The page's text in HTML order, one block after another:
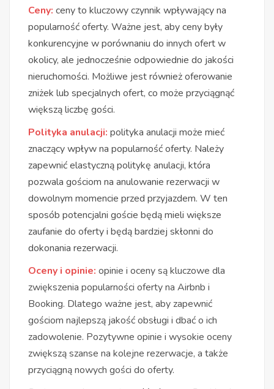
Ceny: ceny to kluczowy czynnik wpływający na
popularność oferty. Ważne jest, aby ceny były
konkurencyjne w porównaniu do innych ofert w
okolicy, ale jednocześnie odpowiednie do jakości
nieruchomości. Możliwe jest również oferowanie
zniżek lub specjalnych ofert, co może przyciągnąć
większą liczbę gości.
Polityka anulacji: polityka anulacji może mieć
znaczący wpływ na popularność oferty. Należy
zapewnić elastyczną politykę anulacji, która
pozwala gościom na anulowanie rezerwacji w
dowolnym momencie przed przyjazdem. W ten
sposób potencjalni goście będą mieli większe
zaufanie do oferty i będą bardziej skłonni do
dokonania rezerwacji.
Oceny i opinie: opinie i oceny są kluczowe dla
zwiększenia popularności oferty na Airbnb i
Booking. Dlatego ważne jest, aby zapewnić
gościom najlepszą jakość obsługi i dbać o ich
zadowolenie. Pozytywne opinie i wysokie oceny
zwiększą szanse na kolejne rezerwacje, a także
przyciągną nowych gości do oferty.